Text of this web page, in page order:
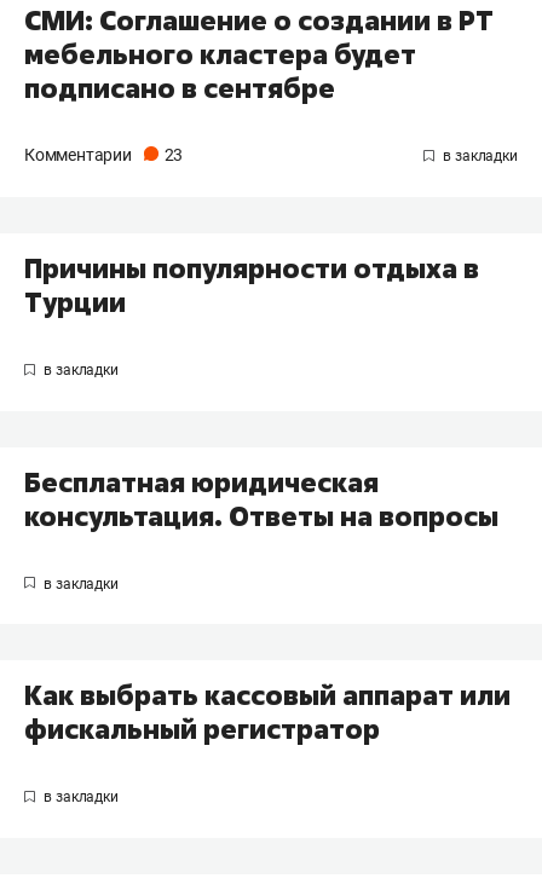
СМИ: Соглашение о создании в РТ
мебельного кластера будет
подписано в сентябре
Комментарии 23
Причины популярности отдыха в
Турции
Бесплатная юридическая
консультация. Ответы на вопросы
Как выбрать кассовый аппарат или
фискальный регистратор